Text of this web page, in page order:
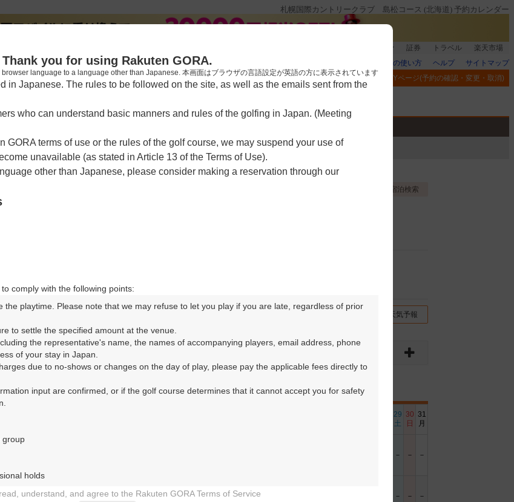
札幌国際カントリークラブ 島松コース (北海道) 予約カレンダー
証券 トラベル
楽天市場
楽天GORAの使い方
ヘルプ
サイトマップ
閲覧履歴
お気に入り MYページ(予約の確認・変更・取消)
クラブ 島松コース
す
宿泊検索
天気予報
のプランを絞り込むことができます。
29
土
30
日
31
月
－ － －
18,000円
－ － － － － － － － － － － － ○ ○ － － － － － －
Thank you for using Rakuten GORA.
language to a language other than Japanese. 本画面はブラウザの言語設定が英語の方に表示されています
in Japanese. The rules to be followed on the site, as well as the emails sent from the
who can understand basic manners and rules of the golfing in Japan. (Meeting
GORA terms of use or the rules of the golf course, we may suspend your use of
unavailable (as stated in Article 13 of the Terms of Use).
other than Japanese, please consider making a reservation through our
comply with the following points:
the playtime. Please note that we may refuse to let you play if you are late, regardless of prior
to settle the specified amount at the venue.
the representative's name, the names of accompanying players, email address, phone
of your stay in Japan.
due to no-shows or changes on the day of play, please pay the applicable fees directly to
input are confirmed, or if the golf course determines that it cannot accept you for safety
group
holds
understand, and agree to the Rakuten GORA Terms of Service